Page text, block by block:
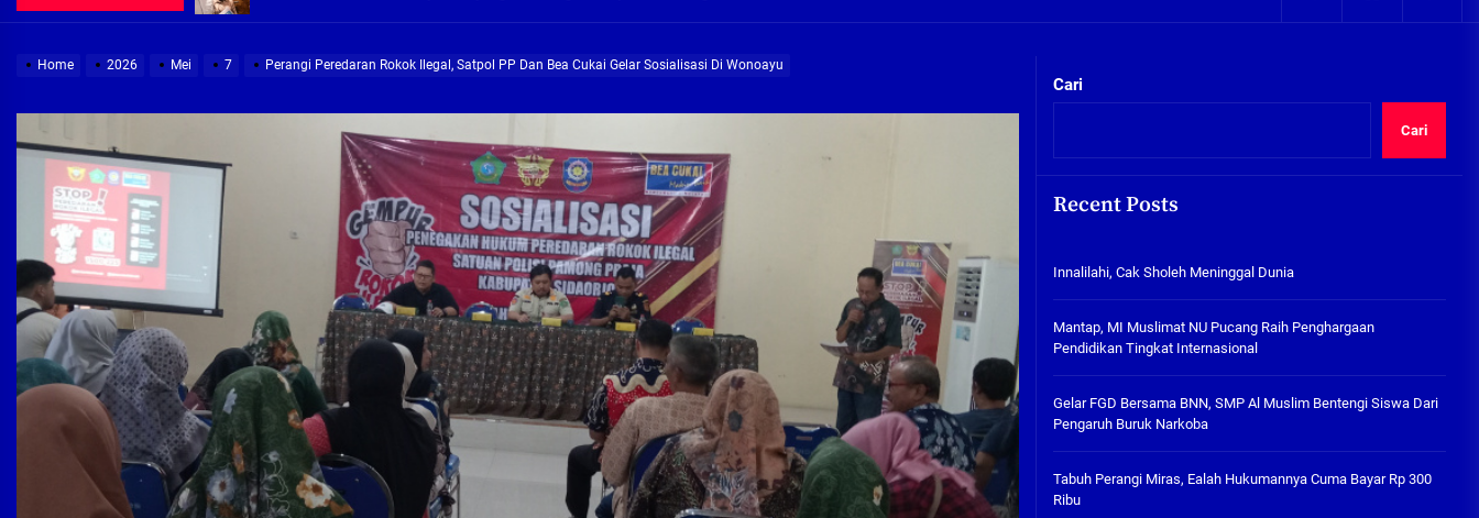
SDN Gilang II Tulangan
Mantap, MI Muslimat NU
Pucang Raih Penghargaan
Pendidikan Tingkat
Internasional
06/08/2026
Gelar FGD Bersama BNN, SMP Al
Muslim Bentengi Siswa Dari
05/08/2026
Pembebasan Lahan Hampir Rampung, Pembangunan Fly over Gedangan Semakin Dekat
Terima aduan warga, Komisi A cari solusi masalah warga Seketi dan Urangagung
Demi Jajaran Direksi Delta Tirta Yang Profesional Dan Kapabel, Komisi B Dua Kali Panggil Pansel Dan Minta Ada Pakta Integritas
Home 2026 Mei 7 Perangi Peredaran Rokok Ilegal, Satpol PP Dan Bea Cukai Gelar Sosialisasi Di Wonoayu
Cari
Cari
Recent Posts
Innalilahi, Cak Sholeh Meninggal Dunia
Mantap, MI Muslimat NU Pucang Raih Penghargaan
Pendidikan Tingkat Internasional
Gelar FGD Bersama BNN, SMP Al Muslim Bentengi Siswa Dari
Pengaruh Buruk Narkoba
Tabuh Perangi Miras, Ealah Hukumannya Cuma Bayar Rp 300
Ribu